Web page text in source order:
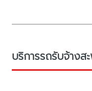
บริการรถรับจ้างส